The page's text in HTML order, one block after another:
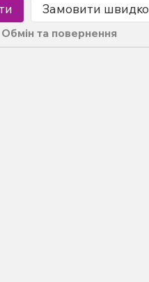
Замовити швидко
Обмін та повернення